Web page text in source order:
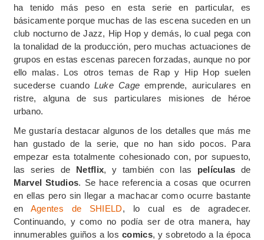
ha tenido más peso en esta serie en particular, es
básicamente porque muchas de las escena suceden en un
club nocturno de Jazz, Hip Hop y demás, lo cual pega con
la tonalidad de la producción, pero muchas actuaciones de
grupos en estas escenas parecen forzadas, aunque no por
ello malas. Los otros temas de Rap y Hip Hop suelen
sucederse cuando Luke Cage emprende, auriculares en
ristre, alguna de sus particulares misiones de héroe
urbano.
Me gustaría destacar algunos de los detalles que más me
han gustado de la serie, que no han sido pocos. Para
empezar esta totalmente cohesionado con, por supuesto,
las series de Netflix, y también con las películas de
Marvel Studios. Se hace referencia a cosas que ocurren
en ellas pero sin llegar a machacar como ocurre bastante
en Agentes de SHIELD, lo cual es de agradecer.
Continuando, y como no podía ser de otra manera, hay
innumerables guiños a loscomics, y sobretodo a la época